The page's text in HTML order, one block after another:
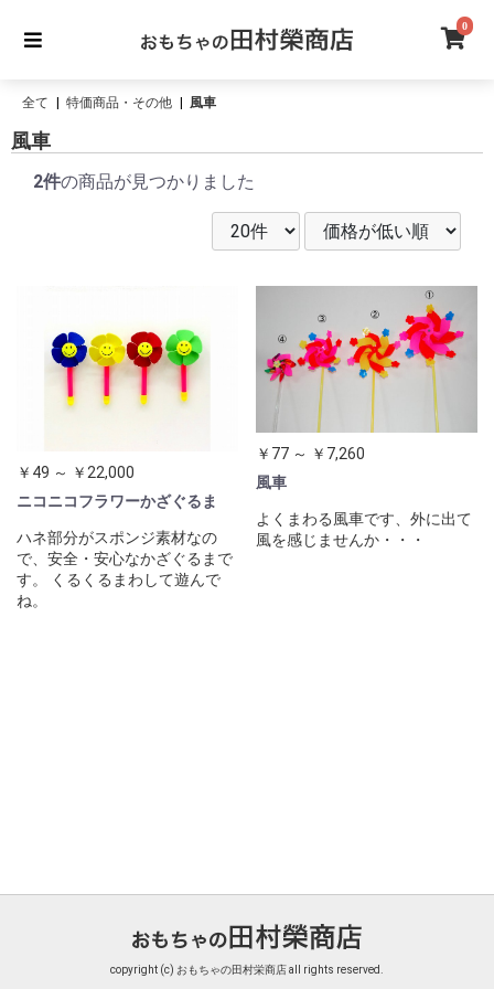
0
全て 特価商品・その他 風車
風車
2件の商品が見つかりました
￥49 ～ ￥22,000
ニコニコフラワーかざぐるま
ハネ部分がスポンジ素材なの
で、安全・安心なかざぐるまで
す。 くるくるまわして遊んで
ね。
￥77 ～ ￥7,260
風車
よくまわる風車です、外に出て
風を感じませんか・・・
copyright (c) おもちゃの田村栄商店 all rights reserved.